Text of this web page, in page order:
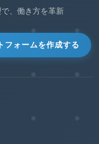
、働き方を革新
フォームを作成する